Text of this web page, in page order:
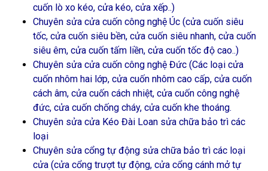
cuốn lò xo kéo, cửa kéo, cửa xếp..)
Chuyên sửa cửa cuốn công nghệ Úc (cửa cuốn siêu
tốc, cửa cuốn siêu bền, cửa cuốn siêu nhanh, cửa cuốn
siêu êm, cửa cuốn tấm liền, cửa cuốn tốc độ cao..)
Chuyên sửa cửa cuốn công nghệ Đức (Các loại cửa
cuốn nhôm hai lớp, cửa cuốn nhôm cao cấp, cửa cuốn
cách âm, cửa cuốn cách nhiệt, cửa cuốn công nghệ
đức, cửa cuốn chống cháy, cửa cuốn khe thoáng.
Chuyên sửa cửa Kéo Đài Loan sửa chữa bảo trì các
loại
Chuyên sửa cổng tự động sửa chữa bảo trì các loại
cửa (cửa cổng trượt tự động, cửa cổng cánh mở tự